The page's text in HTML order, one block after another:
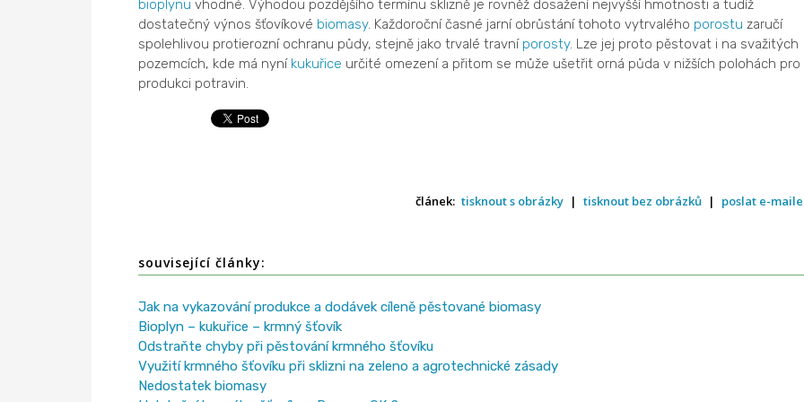
bioplynu vhodné. Výhodou pozdějšího termínu sklizně je rovněž dosažení nejvyšší hmotnosti a tudíž
dostatečný výnos šťovíkové biomasy. Každoroční časné jarní obrůstání tohoto vytrvalého porostu zaručí
spolehlivou protierozní ochranu půdy, stejně jako trvalé travní porosty. Lze jej proto pěstovat i na svažitých
pozemcích, kde má nyní kukuřice určité omezení a přitom se může ušetřit orná půda v nižších polohách pro
produkci potravin.
článek: tisknout s obrázky | tisknout bez obrázků | poslat e-
související články:
Jak na vykazování produkce a dodávek cíleně pěstované biomasy
Bioplyn – kukuřice – krmný šťovík
Odstraňte chyby při pěstování krmného šťovíku
Využití krmného šťovíku při sklizni na zeleno a agrotechnické zásady
Nedostatek biomasy